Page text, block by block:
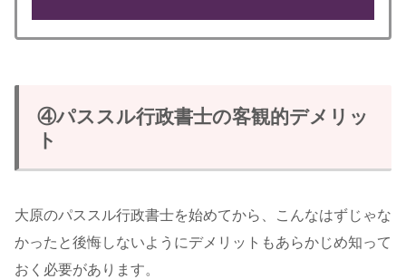
④パススル行政書士の客観的デメリッ
ト
大原のパススル行政書士を始めてから、こんなはずじゃな
かったと後悔しないようにデメリットもあらかじめ知って
おく必要があります。